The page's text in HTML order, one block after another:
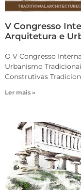
V Congresso
Arquitetura e
O V Congresso
Urbanismo
Construtivas
Ler mais »